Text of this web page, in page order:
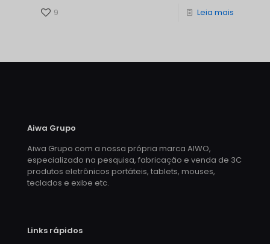
9 Leia mais
Aiwa Grupo
Aiwa Grupo com a nossa própria marca AIWO,
especializado na pesquisa, fabricação e venda de 3C
produtos eletrônicos portáteis, tablets, mouses,
teclados e exibe etc.
Links rápidos